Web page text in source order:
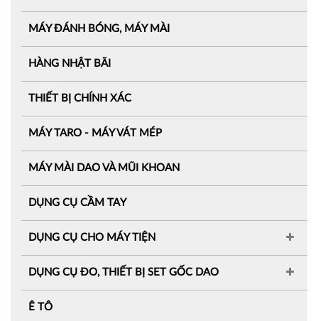
MÁY ĐÁNH BÓNG, MÁY MÀI
HÀNG NHẬT BÃI
THIẾT BỊ CHÍNH XÁC
MÁY TARO - MÁY VÁT MÉP
MÁY MÀI DAO VÀ MŨI KHOAN
DỤNG CỤ CẦM TAY
DỤNG CỤ CHO MÁY TIỆN
DỤNG CỤ ĐO, THIẾT BỊ SET GỐC DAO
Ê TÔ